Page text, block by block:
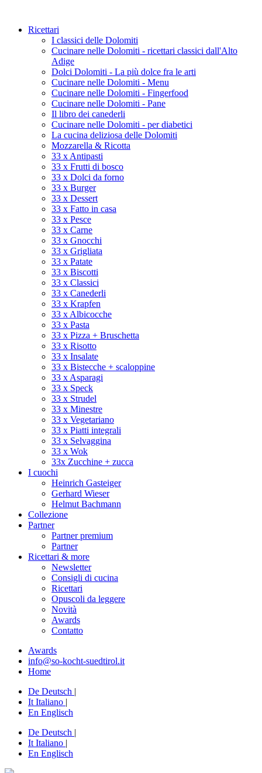
Ricettari
I classici delle Dolomiti
Cucinare nelle Dolomiti - ricettari classici dall'Alto
Adige
Dolci Dolomiti - La più dolce fra le arti
Cucinare nelle Dolomiti - Menu
Cucinare nelle Dolomiti - Fingerfood
Cucinare nelle Dolomiti - Pane
Il libro dei canederli
Cucinare nelle Dolomiti - per diabetici
La cucina deliziosa delle Dolomiti
Mozzarella & Ricotta
33 x Antipasti
33 x Frutti di bosco
33 x Dolci da forno
33 x Burger
33 x Dessert
33 x Fatto in casa
33 x Pesce
33 x Carne
33 x Gnocchi
33 x Grigliata
33 x Patate
33 x Biscotti
33 x Classici
33 x Canederli
33 x Krapfen
33 x Albicocche
33 x Pasta
33 x Pizza + Bruschetta
33 x Risotto
33 x Insalate
33 x Bistecche + scaloppine
33 x Asparagi
33 x Speck
33 x Strudel
33 x Minestre
33 x Vegetariano
33 x Piatti integrali
33 x Selvaggina
33 x Wok
33x Zucchine + zucca
I cuochi
Heinrich Gasteiger
Gerhard Wieser
Helmut Bachmann
Collezione
Partner
Partner premium
Partner
Ricettari & more
Newsletter
Consigli di cucina
Ricettari
Opuscoli da leggere
Novità
Awards
Contatto
Awards
info@so-kocht-suedtirol.it
Home
De Deutsch |
It Italiano |
En Englisch
De Deutsch |
It Italiano |
En Englisch